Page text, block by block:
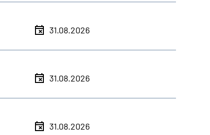
31.08.2026
31.08.2026
31.08.2026